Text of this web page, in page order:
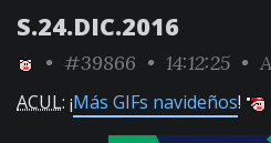
S.24.DIC.2016
• #39866 • 14:12:25 •
ACUL: ¡Más GIFs navideños!